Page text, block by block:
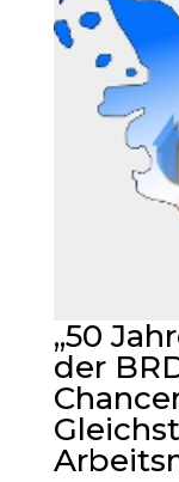
„50
der